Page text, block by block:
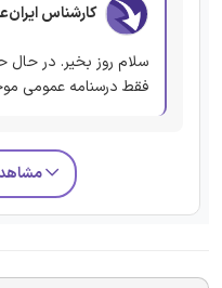
کارشناس
سلام روز بخیر. در حال
فقط درسنامه عمومی